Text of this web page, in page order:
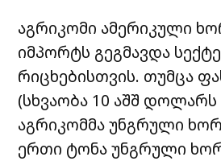
აგრიკომი ამერიკული
იმპორტს გეგმავდა
რიცხებისთვის. თუმცა
(სხვაობა 10 აშშ
აგრიკომმა უნგრული
ერთი ტონა უნგრული